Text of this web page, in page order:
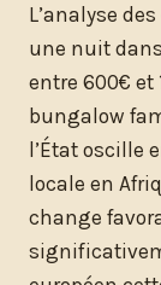
L’analyse
une nuit
entre 600€ et
bungalow
l’État oscille
locale en
change